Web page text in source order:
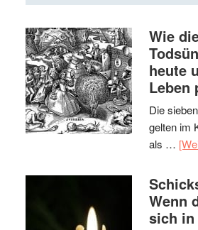
Wie
heute
Leben
Die
gelten im
als …
Wenn
sich in